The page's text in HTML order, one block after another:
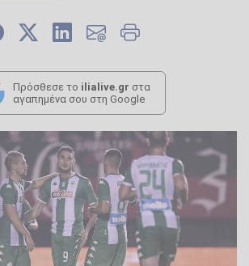
Πρόσθεσε το ilialive.gr στα
αγαπημένα σου στη Google